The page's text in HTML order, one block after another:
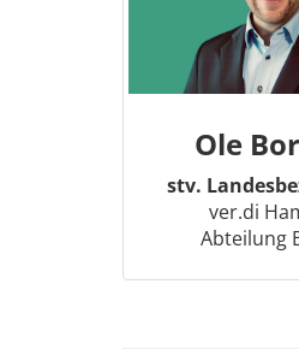
Ole
stv.
ver.di
Abteilung